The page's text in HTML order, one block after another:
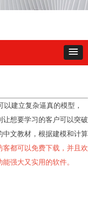
以建立复杂逼真的模型，
想要学习的客户可以突破
文教材，根据建模和计算
客都可以免费下载，并且欢
强大又实用的软件。